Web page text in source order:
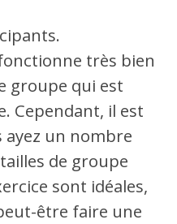
très bien
groupe qui est
Cependant, il est
ayez un nombre
de groupe
sont idéales,
être faire une